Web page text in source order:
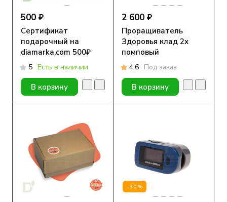
500 ₽
Сертификат
подарочный на
diamarka.com 500₽
5 Есть в наличии
В корзину
2 600 ₽
Проращиватель
Здоровья клад 2х
помповый
4.6 Под заказ
В корзину
-30%